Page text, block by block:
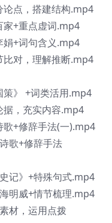
论点，搭建结构.mp4
家+重点虚词.mp4
娟+词句含义.mp4
比对，理解推断.mp4
策》 +词类活用.mp4
据，充实内容.mp4
歌+修辞手法(一).mp4
歌+修辞手法
记》+特殊句式.mp4
明威+情节梳理.mp4
材，运用点拨